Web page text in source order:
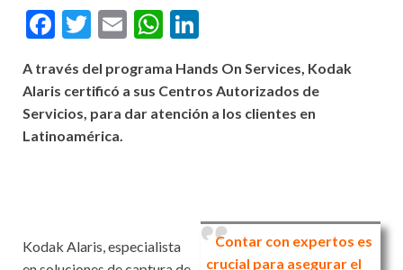
F
e
b
o
T
itt
er
E
ai
l
W
at
s
ke
dI
A través del programa Hands On Services, Kodak
Alaris certificó a sus Centros Autorizados de
Servicios, para dar atención a los clientes en
Latinoamérica.
Contar con expertos es
crucial para asegurar el
Kodak Alaris, especialista